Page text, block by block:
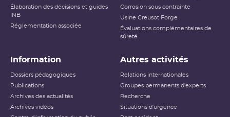
Élaboration des décisions et guides
INB
Réglementation associée
Corrosion sous contrainte
Usine Creusot Forge
Évaluations complémentaires de
sûreté
Information
Dossiers pédagogiques
Publications
Archives des actualités
Archives vidéos
Autres activités
Relations internationales
Groupes permanents d'experts
Recherche
Situations d'urgence